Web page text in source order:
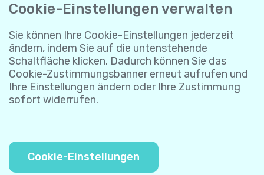
Cookie-Einstellungen verwalten
Sie können Ihre Cookie-Einstellungen jederzeit
ändern, indem Sie auf die untenstehende
Schaltfläche klicken. Dadurch können Sie das
Cookie-Zustimmungsbanner erneut aufrufen und
Ihre Einstellungen ändern oder Ihre Zustimmung
sofort widerrufen.
Cookie-Einstellungen